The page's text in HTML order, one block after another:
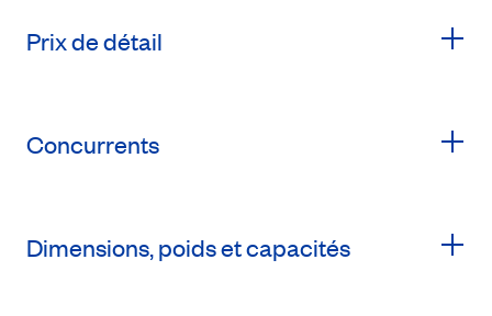
Prix de détail
Concurrents
Dimensions, poids et capacités